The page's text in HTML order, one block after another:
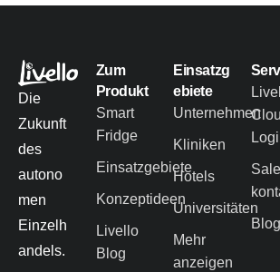
Die
Zukunft
des
autono
men
Einzelh
andels.
Zum
Produkt
Smart
Fridge
Einsatzgebiete
Konzeptideen
Livello
Blog
Einsatzg
ebiete
Unternehmen
Kliniken
Hotels
Universitäten
Mehr
anzeigen
Blog